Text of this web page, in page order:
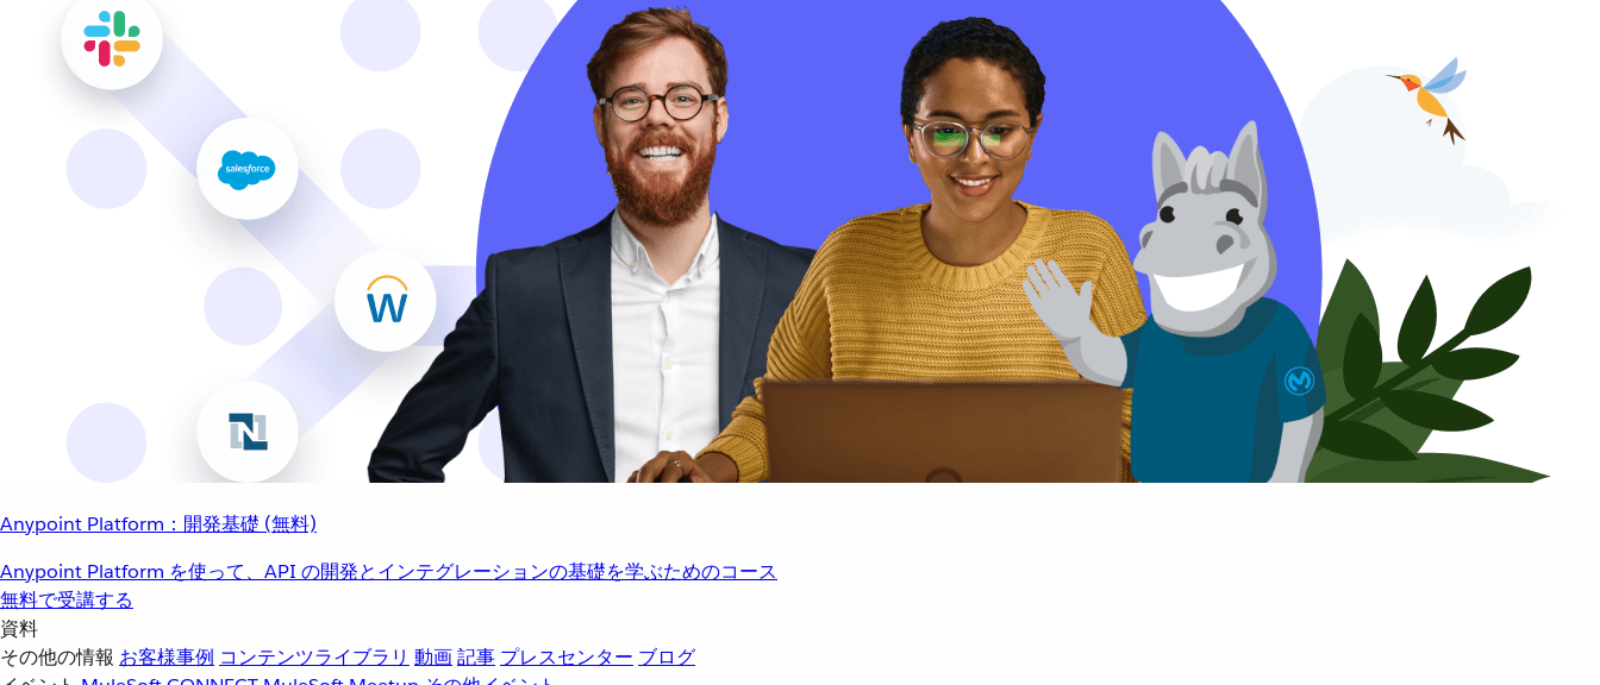
Anypoint Platform：開発基礎 (無料)
Anypoint Platform を使って、API の開発とインテグレーションの基礎を学ぶためのコース
無料で受講する
資料
その他の情報 お客様事例 コンテンツライブラリ 動画記事 プレスセンター ブログ